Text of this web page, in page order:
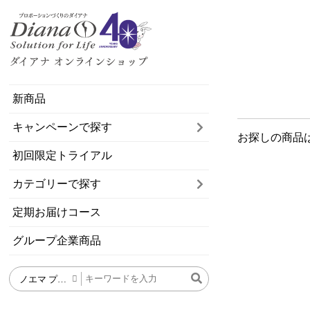
新商品
キャンペーンで探す
初回限定トライアル
カテゴリーで探す
定期お届けコース
グループ企業商品
お探しの商品